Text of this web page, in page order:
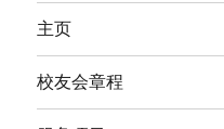
主页
校友会章程